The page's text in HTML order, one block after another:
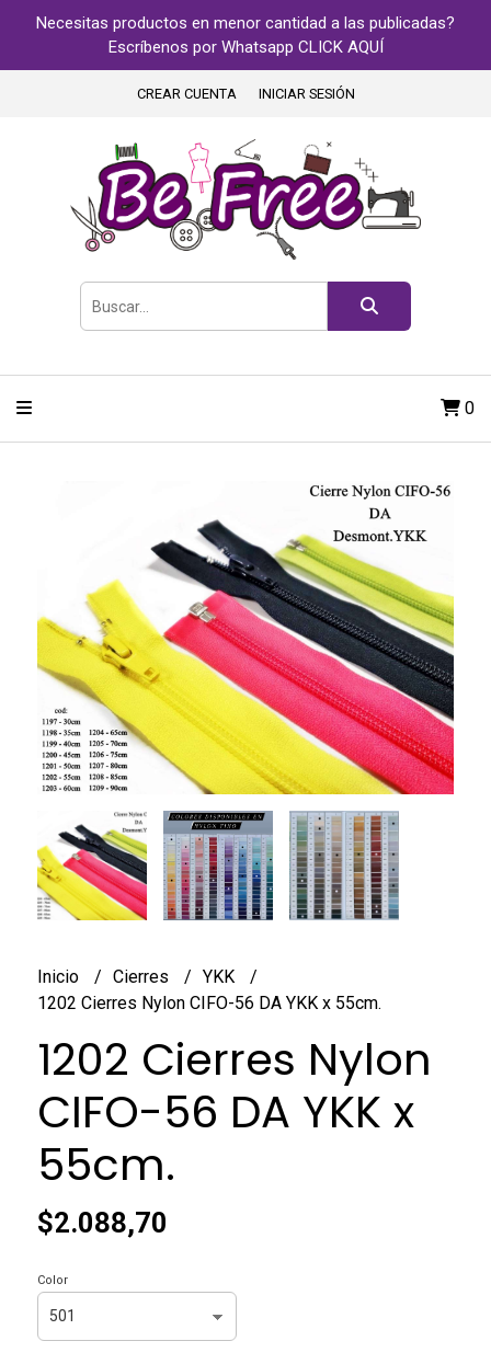
Necesitas productos en menor cantidad a las publicadas?
Escríbenos por Whatsapp CLICK AQUÍ
CREAR CUENTA INICIAR SESIÓN
0
Inicio Cierres
YKK
1202 Cierres Nylon CIFO-56 DA YKK x 55cm.
1202 Cierres Nylon
CIFO-56 DA YKK x
55cm.
$2.088,70
Color